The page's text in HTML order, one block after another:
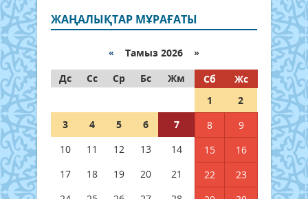
ЖАҢАЛЫҚТАР МҰРАҒАТЫ
« Тамыз 2026 »
Дс
Сс Ср Бс Жм Сб
Жс
1
2
3
4 5 6 7 8
9
10
11 12 13 14 15
16
17
18 19 20 21 22
23